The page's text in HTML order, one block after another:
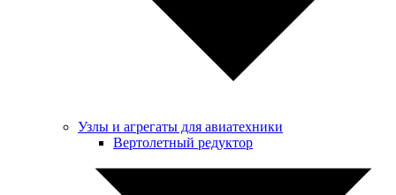
Узлы и агрегаты для авиатехники
Вертолетный редуктор